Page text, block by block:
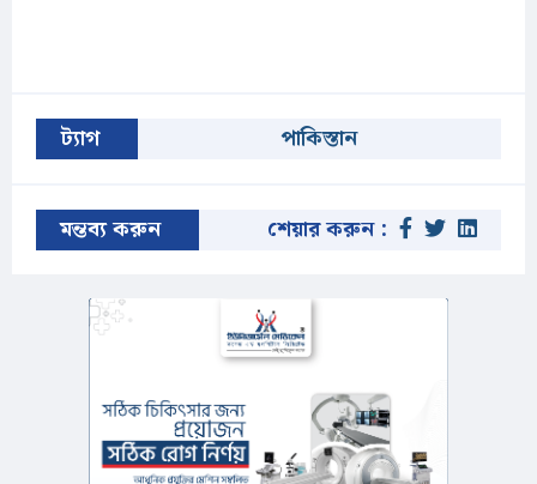
ট্যাগ পাকিস্তান
মন্তব্য করুন শেয়ার করুন :